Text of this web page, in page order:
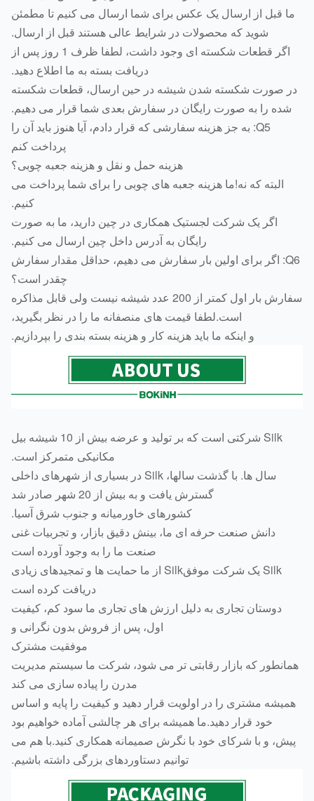
قبل از ارسال یک عکس برای شما ارسال می کنیم تا مطمئن
شوید که محصولات در شرایط عالی هستند قبل از ارسال.
اگر قطعات شکسته ای وجود داشت، لطفا ظرف 1 روز پس از
دریافت بسته به ما اطلاع دهید.
صورت شکسته شدن شیشه در حین ارسال، قطعات شکسته
شده را به صورت رایگان در سفارش بعدی شما قرار می دهیم.
Q5: به جز هزینه سفارشی که قرار دادم، آیا هنوز باید آن را
پرداخت کنم
هزینه حمل و نقل و هزینه جعبه چوبی؟
البته که نه!ما هزینه جعبه های چوبی را برای شما پرداخت می
کنیم.
اگر یک شرکت لجستیک همکاری در چین دارید، ما به صورت
رایگان به آدرس داخل چین ارسال می کنیم.
Q6: اگر برای اولین بار سفارش می دهیم، حداقل مقدار سفارش
چقدر است؟
سفارش بار اول کمتر از 200 عدد شیشه نیست ولی قابل مذاکره
است.لطفا قیمت های منصفانه ما را در نظر بگیرید،
و اینکه ما باید هزینه کار و هزینه بسته بندی را بپردازیم.
Silk شرکتی است که بر تولید و عرضه بیش از 10 شیشه بیل
مکانیکی متمرکز است.
سال ها.
با گذشت سالها، Silk در بسیاری از شهرهای داخلی
گسترش یافت و به بیش از 20 شهر صادر شد
کشورهای خاورمیانه و جنوب شرق آسیا.
دانش صنعت حرفه ای ما، بینش دقیق بازار، و تجربیات غنی
صنعت ما را به وجود آورده است
Silk یک شرکت موفقSilk از ما حمایت ها و تمجیدهای زیادی
دریافت کرده است
دوستان تجاری به دلیل ارزش های تجاری ما سود کم، کیفیت
اول، پس از فروش بدون نگرانی و
موفقیت مشترک
که بازار رقابتی تر می شود، شرکت ما سیستم مدیریت
مدرن را پیاده سازی می کند
مشتری را در اولویت قرار دهید و کیفیت را پایه و اساس
خود قرار دهید.ما همیشه برای هر چالشی آماده خواهیم بود
و با شرکای خود با نگرش صمیمانه همکاری کنید.با هم می
توانیم دستاوردهای بزرگی داشته باشیم.